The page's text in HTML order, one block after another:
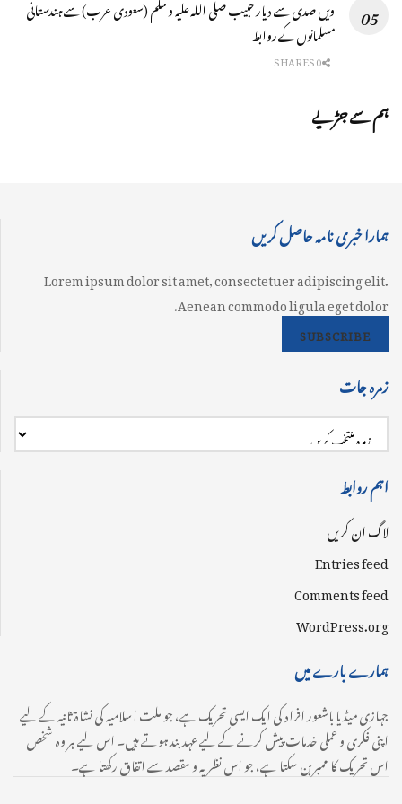
ویں صدی سے دیار حبیب صلی اللہ علیہ وسلم (سعودی عرب) سے ہندستانی
مسلمانوں کے روابط
ہم سے جڑیے
ہمارا خبری نامہ حاصل کریں
Lorem ipsum dolor sit amet, consectetuer adipiscing elit.
Aenean commodo ligula eget dolor.
SUBSCRIBE
زمرہ جات
اہم روابط
لاگ ان کریں
Entries feed
Comments feed
WordPress.org
ہمارے بارے میں
جہازی میڈیا باشعور افراد کی ایک ایسی تحریک ہے، جو ملت اسلامیہ کی نشاۃ ثانیہ کے لیے
اپنی فکری و عملی خدمات پیش کرنے کے لیے عہدبند ہوتے ہیں۔ اس لیے ہر وہ شخص
اس تحریک کا ممبر بن سکتا ہے، جو اس نظریہ و مقصد سے اتفاق رکھتا ہے۔